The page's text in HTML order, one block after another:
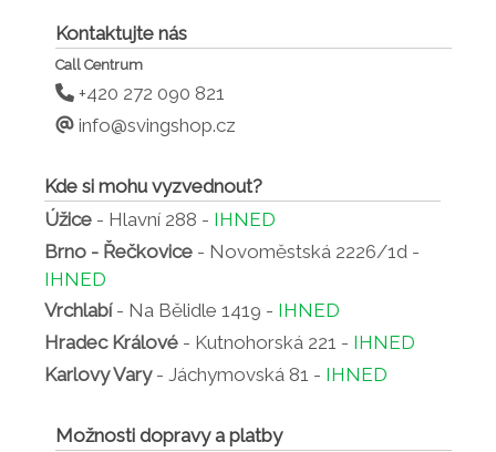
Kontaktujte nás
Call Centrum
+420 272 090 821
info@svingshop.cz
Kde si mohu vyzvednout?
Úžice - Hlavní 288 - IHNED
Brno - Řečkovice - Novoměstská 2226/1d -
IHNED
Vrchlabí- Na Bělidle 1419 - IHNED
Hradec Králové - Kutnohorská 221 - IHNED
Karlovy Vary- Jáchymovská 81 - IHNED
Možnosti dopravy a platby